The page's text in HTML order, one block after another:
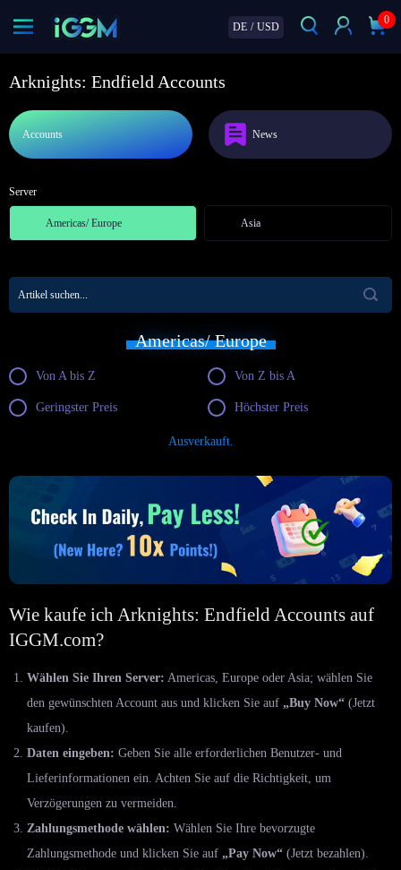
DE / USD
0
Arknights: Endfield Accounts
Accounts News
Server
Americas/ Europe Asia
Americas/ Europe
Von A bis Z Von Z bis A
Geringster Preis Höchster Preis
Ausverkauft.
Wie kaufe ich Arknights: Endfield Accounts auf
IGGM.com?
Wählen Sie Ihren Server: Americas, Europe oder Asia; wählen Sie
den gewünschten Account aus und klicken Sie auf „Buy Now“ (Jetzt
kaufen).
Daten eingeben: Geben Sie alle erforderlichen Benutzer- und
Lieferinformationen ein. Achten Sie auf die Richtigkeit, um
Verzögerungen zu vermeiden.
Zahlungsmethode wählen: Wählen Sie Ihre bevorzugte
Zahlungsmethode und klicken Sie auf „Pay Now“ (Jetzt bezahlen).